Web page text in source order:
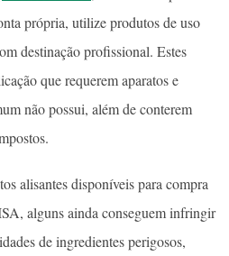
própria, utilize produtos de uso
destinação profissional. Estes
que requerem aparatos e
não possui, além de conterem
alisantes disponíveis para compra
alguns ainda conseguem infringir
de ingredientes perigosos,